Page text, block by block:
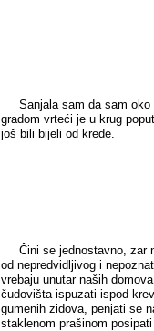
Sanjala sam da sam oko
gradom vrteći je u krug
još bili bijeli od krede.
Čini se jednostavno, zar
od nepredvidljivog i
vrebaju unutar naših
čudovišta ispuzati ispod
gumenih zidova, penjati se
staklenom prašinom